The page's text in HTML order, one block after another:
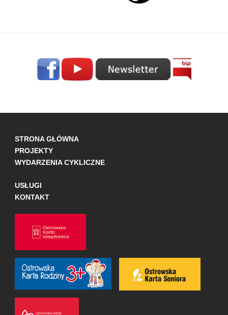
STRONA GŁÓWNA
PROJEKTY
WYDARZENIA CYKLICZNE
USŁUGI
KONTAKT